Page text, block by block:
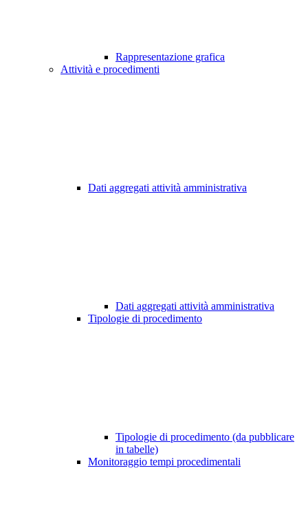
Rappresentazione grafica
Attività e procedimenti
Dati aggregati attività amministrativa
Dati aggregati attività amministrativa
Tipologie di procedimento
Tipologie di procedimento (da pubblicare
in tabelle)
Monitoraggio tempi procedimentali